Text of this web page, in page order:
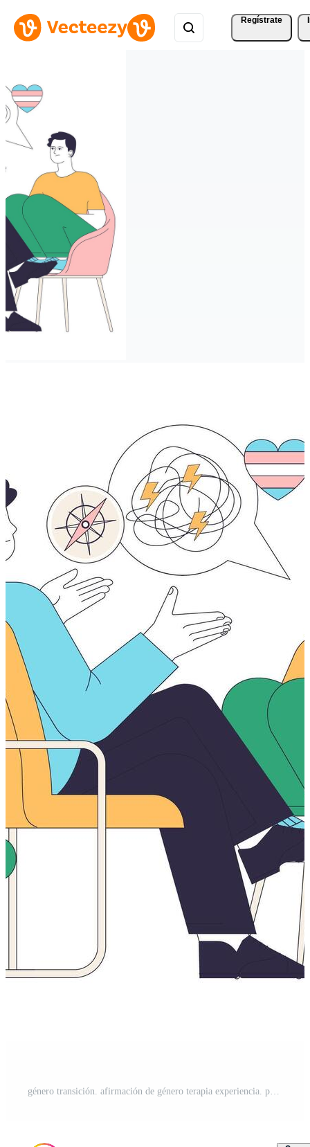
Regístrate
género transición. afirmación de género terapia experiencia. paciente discute Vector Pro